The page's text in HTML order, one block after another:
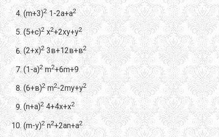
(m+3)2 1-2а+а2
(5+с)2 х2+2ху+у2
(2+х)2 3в+12в+в2
(1-а)2 m2+6m+9
(6+в)2 m2-2my+y2
(n+a)2 4+4x+x2
(m-y)2 n2+2an+a2